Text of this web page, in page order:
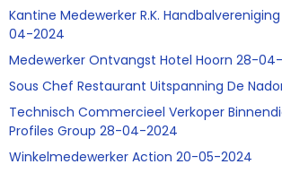
Kantine Medewerker R.K.
04-2024
Medewerker Ontvangst Hotel Hoorn 28-
Sous Chef Restaurant Uitspanning De
Technisch Commercieel Verkoper
Profiles Group 28-04-2024
Winkelmedewerker Action 20-05-2024